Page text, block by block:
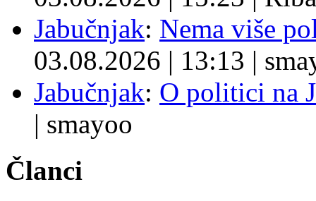
Jabučnjak: Nema više
03.08.2026 | 13:13 |
Jabučnjak: O politici na
| smayoo
Članci